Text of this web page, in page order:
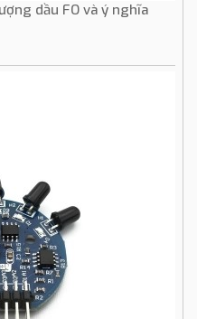
dầu FO và ý nghĩa